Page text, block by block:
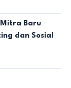
Baru
dan Sosial